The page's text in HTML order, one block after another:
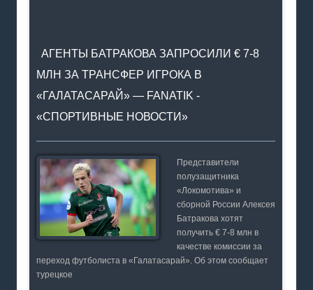
АГЕНТЫ БАТРАКОВА ЗАПРОСИЛИ € 7-8
МЛН ЗА ТРАНСФЕР ИГРОКА В
«ГАЛАТАСАРАЙ» — FANATIK -
«СПОРТИВНЫЕ НОВОСТИ»
Представители
полузащитника
«Локомотива» и
сборной России Алексея
Батракова хотят
получить € 7-8 млн в
качестве комиссии за
переход футболиста в «Галатасарай». Об этом сообщает
турецкое